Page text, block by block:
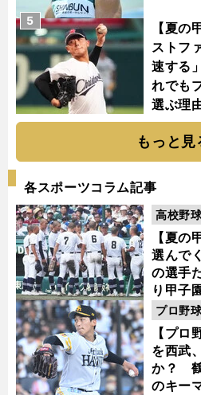
【夏
ストフ
速する
れでも
選ぶ理
5
もっと見
各スポーツコラム記事
【夏
選んで
の選手
り甲子
活"の舞
高校野
【プロ
を西武
か？ 鶴
のキー
プロ野球